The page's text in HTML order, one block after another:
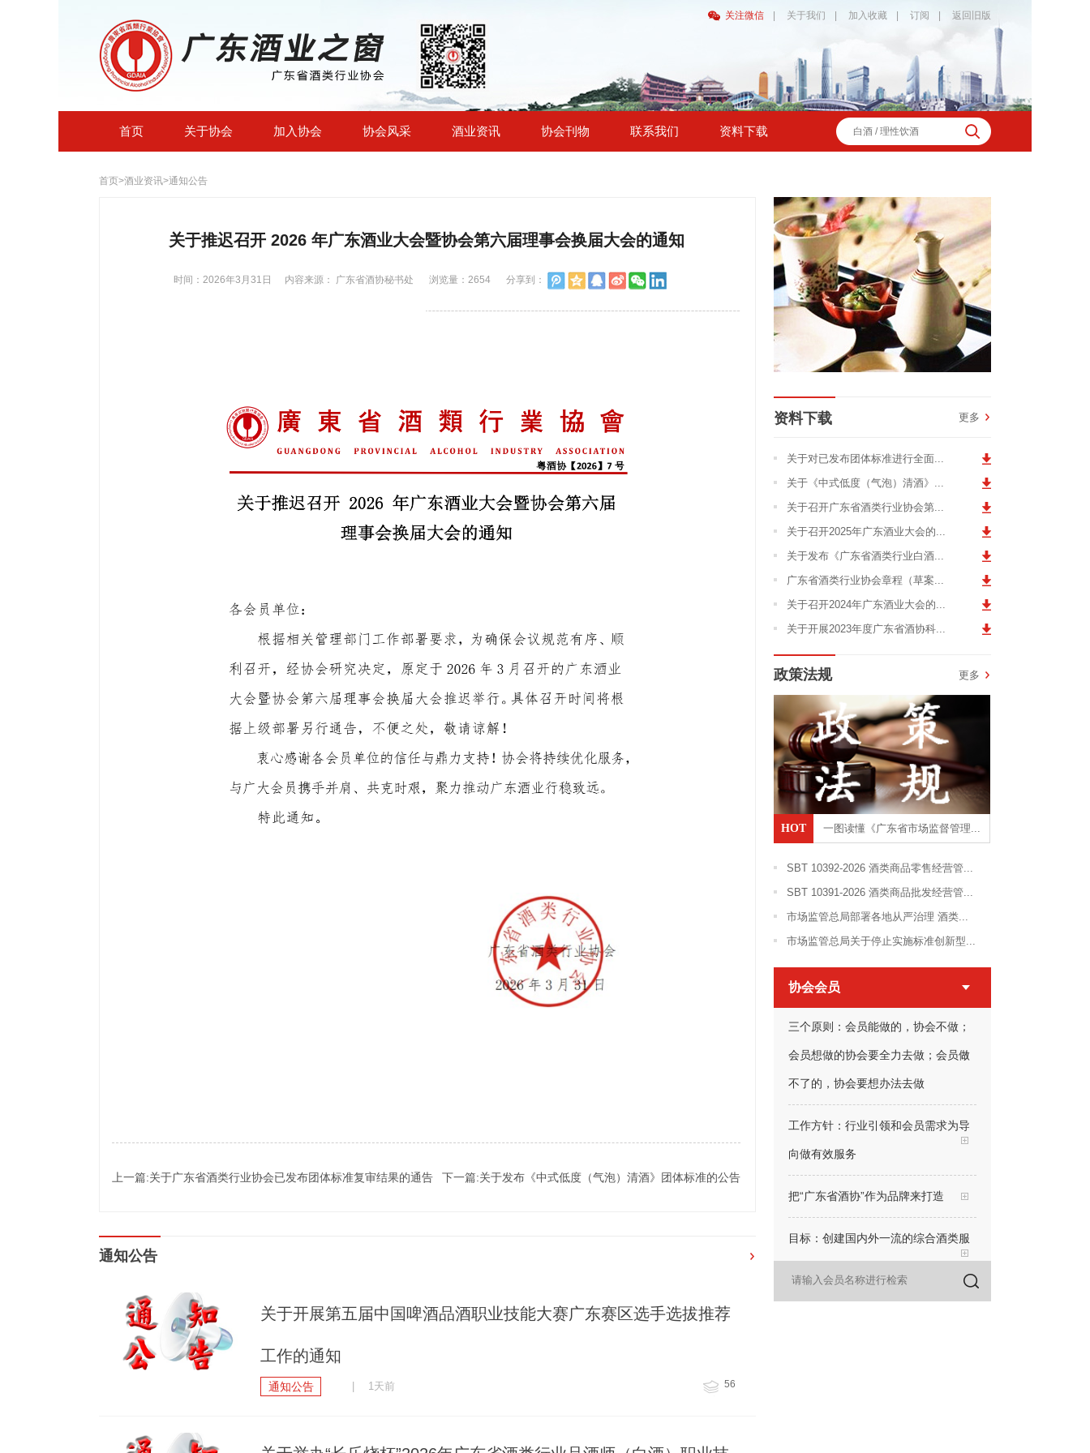
关注微信 关于我们 加入收藏 订阅 返回旧版
首页 关于协会 加入协会 协会风采 酒业资讯 协会刊物 联系我们 资料下载
首页>酒业资讯>通知公告
关于推迟召开 2026 年广东酒业大会暨协会第六届理事会换届大会的通知
时间：2026年3月31日 内容来源： 广东省酒协秘书处 浏览量：2654 分享到：
上一篇:关于广东省酒类行业协会已发布团体标准复审结果的通告 下一篇:关于发布《中式低度（气泡）清酒》团体标准的公告
通知公告
关于开展第五届中国啤酒品酒职业技能大赛广东赛区选手选拔推荐
工作的通知
通知公告 | 1天前 56
资料下载 更多
关于对已发布团体标准进行全面...
关于《中式低度（气泡）清酒》...
关于召开广东省酒类行业协会第...
关于召开2025年广东酒业大会的...
关于发布《广东省酒类行业白酒...
广东省酒类行业协会章程（草案...
关于召开2024年广东酒业大会的...
关于开展2023年度广东省酒协科...
政策法规 更多
HOT 一图读懂《广东省市场监督管理...
SBT 10392-2026 酒类商品零售经营管...
SBT 10391-2026 酒类商品批发经营管...
市场监管总局部署各地从严治理 酒类...
市场监管总局关于停止实施标准创新型...
协会会员